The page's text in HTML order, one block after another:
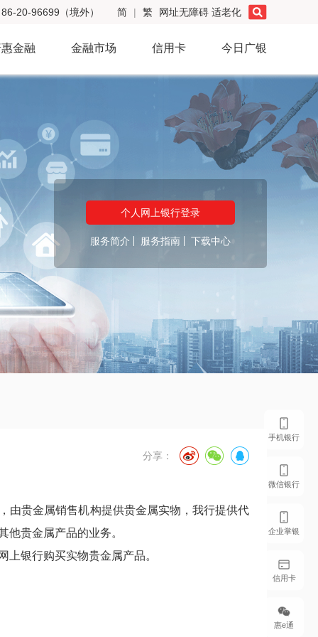
简 | 繁 网址无障碍 适老化
20-96699（境外）
金融 金融市场 信用卡 今日广银
手机银行
微信银行
企业掌银
信用卡
惠e通
个人网上银行登录
服务简介 服务指南 下载中心
分享：
由贵金属销售机构提供贵金属实物，我行提供代
他贵金属产品的业务。
银行购买实物贵金属产品。